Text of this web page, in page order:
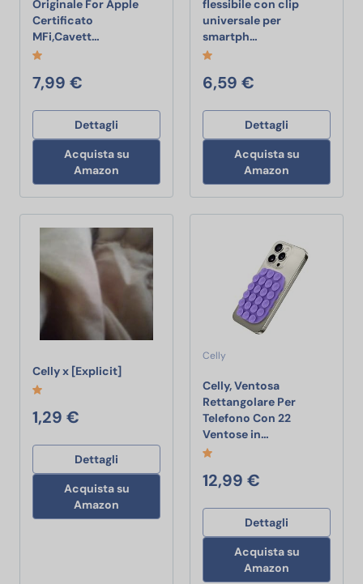
Originale For Apple
Certificato
MFi,Cavett… Cavo For IPhone Originale For Apple
7,99 €
Dettagli
Acquista su
Amazon
flessibile con clip
universale per
smartph…
6,59 €
Dettagli
Acquista su
Amazon
Celly x [Explicit]Celly x [Explicit]
1,29 €
Dettagli
Acquista su
Amazon
Celly
Celly, Ventosa
Rettangolare Per
Telefono Con 22
Ventose in…
12,99 €
Dettagli
Acquista su
Amazon